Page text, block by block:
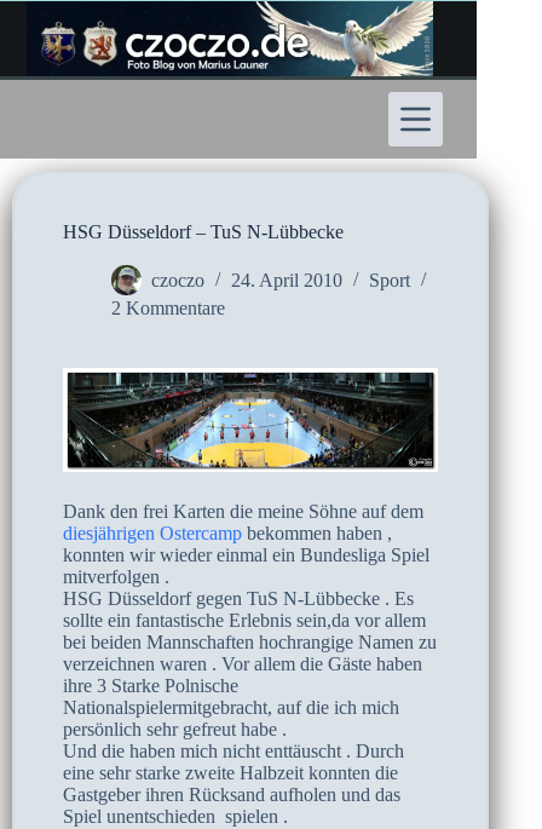
Inhalt
springen
HSG Düsseldorf – TuS N-Lübbecke
czoczo 24. April 2010
Sport
2 Kommentare
Dank den frei Karten die meine Söhne auf dem
diesjährigen Ostercamp bekommen haben ,
konnten wir wieder einmal ein Bundesliga Spiel
mitverfolgen .
HSG Düsseldorf gegen TuS N-Lübbecke . Es
sollte ein fantastische Erlebnis sein,da vor allem
bei beiden Mannschaften hochrangige Namen zu
verzeichnen waren . Vor allem die Gäste haben
ihre 3 Starke Polnische
Nationalspielermitgebracht, auf die ich mich
persönlich sehr gefreut habe .
Und die haben mich nicht enttäuscht . Durch
eine sehr starke zweite Halbzeit konnten die
Gastgeber ihren Rücksand aufholen und das
Spiel unentschieden spielen .